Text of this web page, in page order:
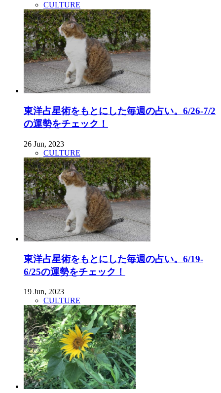
CULTURE
東洋占星術をもとにした毎週の占い。6/26-7/2
の運勢をチェック！
26 Jun, 2023
CULTURE
東洋占星術をもとにした毎週の占い。6/19-
6/25の運勢をチェック！
19 Jun, 2023
CULTURE